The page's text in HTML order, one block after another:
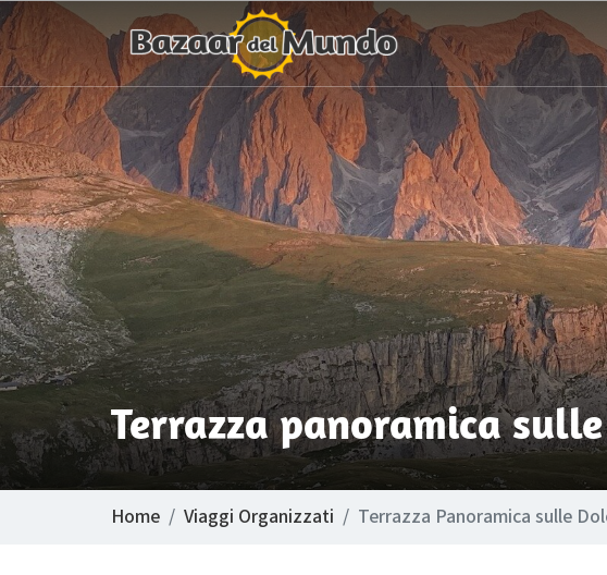
Terrazza panoramica
Home Viaggi Organizzati Terrazza Panoramica sulle